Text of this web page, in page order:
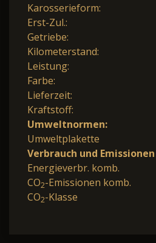
Karosserieform:
Erst-Zul.:
Getriebe:
Kilometerstand:
Leistung:
Farbe:
Lieferzeit:
Kraftstoff:
Umweltnormen:
Umweltplakette
Verbrauch und Emissionen
Energieverbr. komb.
CO2-Emissionen komb.
CO2-Klasse